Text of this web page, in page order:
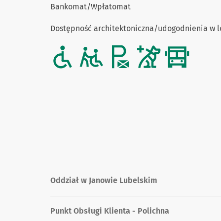
Bankomat/Wpłatomat
Dostępność architektoniczna/udogodnienia w
Oddział w Janowie Lubelskim
Punkt Obsługi Klienta - Polichna